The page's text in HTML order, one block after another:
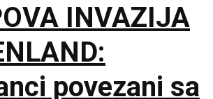
INVAZIJA
povezani sa